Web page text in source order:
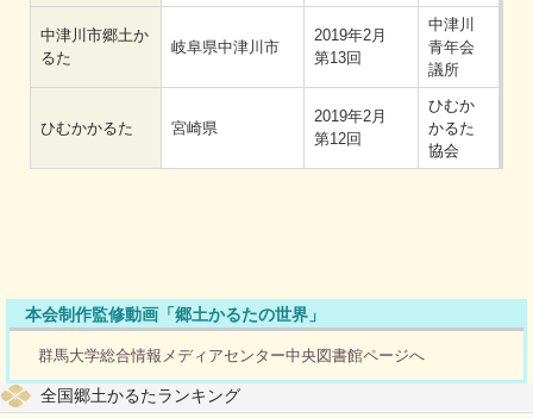
中津川市郷土か
るた
岐阜県中津川市
2019年2月
第13回
中津川
青年会
議所
ひむかかるた 宮崎県
2019年2月
第12回
ひむか
かるた
協会
本会制作監修動画「郷土かるたの世界」
群馬大学総合情報メディアセンター中央図書館ページへ
全国郷土かるたランキング